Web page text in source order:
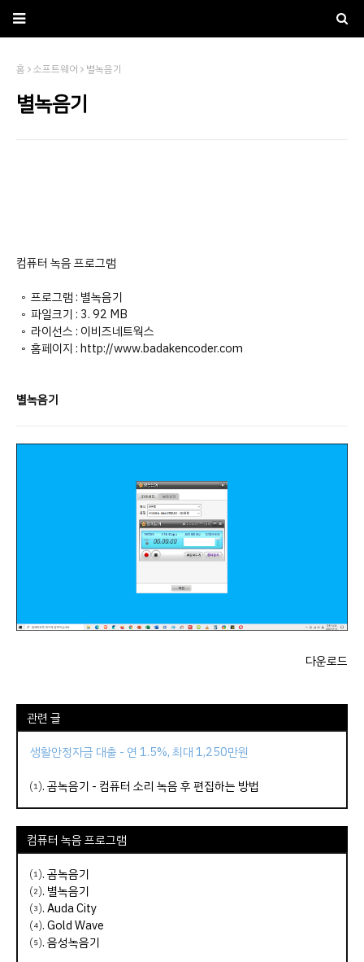
홈 소프트웨어 별녹음기
별녹음기
컴퓨터 녹음 프로그램
◦ 프로그램 : 별녹음기
◦ 파일크기 : 3. 92 MB
◦ 라이선스 : 이비즈네트웍스
◦ 홈페이지 : http://www.badakencoder.com
별녹음기
다운로드
관련 글
생활안정자금 대출 - 연 1.5%, 최대 1,250만원
⑴.곰녹음기 - 컴퓨터 소리 녹음 후 편집하는 방법
컴퓨터 녹음 프로그램
⑴.곰녹음기
⑵. 별녹음기
⑶.Auda City
⑷.Gold Wave
⑸.음성녹음기